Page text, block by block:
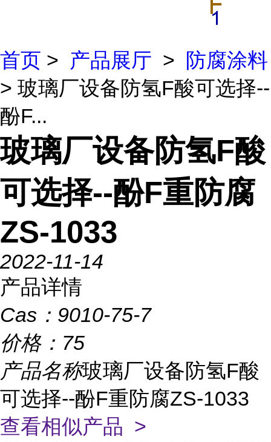
首页 > 产品展厅 >
防腐涂料
> 玻璃厂设备防氢F酸可选择--
酚F...
玻璃厂设备防氢F酸
可选择--酚F重防腐
ZS-1033
2022-11-14
产品详情
Cas： 9010-75-7
价格： 75
产品名称玻璃厂设备防氢F酸
可选择--酚F重防腐ZS-1033
查看相似产品 >